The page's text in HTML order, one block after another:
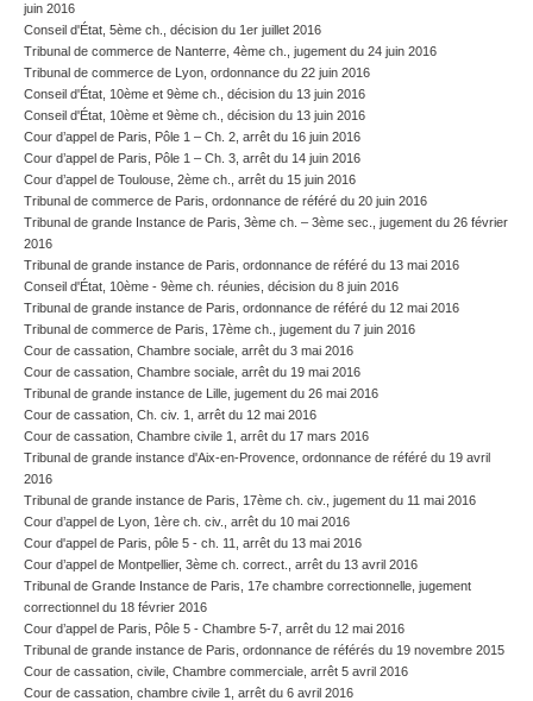
juin 2016
Conseil d'État, 5ème ch., décision du 1er juillet 2016
Tribunal de commerce de Nanterre, 4ème ch., jugement du 24 juin 2016
Tribunal de commerce de Lyon, ordonnance du 22 juin 2016
Conseil d'État, 10ème et 9ème ch., décision du 13 juin 2016
Conseil d'État, 10ème et 9ème ch., décision du 13 juin 2016
Cour d’appel de Paris, Pôle 1 – Ch. 2, arrêt du 16 juin 2016
Cour d’appel de Paris, Pôle 1 – Ch. 3, arrêt du 14 juin 2016
Cour d’appel de Toulouse, 2ème ch., arrêt du 15 juin 2016
Tribunal de commerce de Paris, ordonnance de référé du 20 juin 2016
Tribunal de grande Instance de Paris, 3ème ch. – 3ème sec., jugement du 26 février
2016
Tribunal de grande instance de Paris, ordonnance de référé du 13 mai 2016
Conseil d'État, 10ème - 9ème ch. réunies, décision du 8 juin 2016
Tribunal de grande instance de Paris, ordonnance de référé du 12 mai 2016
Tribunal de commerce de Paris, 17ème ch., jugement du 7 juin 2016
Cour de cassation, Chambre sociale, arrêt du 3 mai 2016
Cour de cassation, Chambre sociale, arrêt du 19 mai 2016
Tribunal de grande instance de Lille, jugement du 26 mai 2016
Cour de cassation, Ch. civ. 1, arrêt du 12 mai 2016
Cour de cassation, Chambre civile 1, arrêt du 17 mars 2016
Tribunal de grande instance d'Aix-en-Provence, ordonnance de référé du 19 avril
2016
Tribunal de grande instance de Paris, 17ème ch. civ., jugement du 11 mai 2016
Cour d’appel de Lyon, 1ère ch. civ., arrêt du 10 mai 2016
Cour d'appel de Paris, pôle 5 - ch. 11, arrêt du 13 mai 2016
Cour d’appel de Montpellier, 3ème ch. correct., arrêt du 13 avril 2016
Tribunal de Grande Instance de Paris, 17e chambre correctionnelle, jugement
correctionnel du 18 février 2016
Cour d’appel de Paris, Pôle 5 - Chambre 5-7, arrêt du 12 mai 2016
Tribunal de grande instance de Paris, ordonnance de référés du 19 novembre 2015
Cour de cassation, civile, Chambre commerciale, arrêt 5 avril 2016
Cour de cassation, chambre civile 1, arrêt du 6 avril 2016